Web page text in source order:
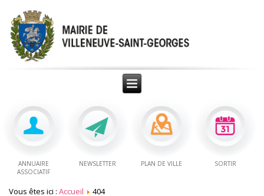
ANNUAIRE
ASSOCIATIF
NEWSLETTER PLAN DE VILLE SORTIR
Vous êtes ici :Accueil 404